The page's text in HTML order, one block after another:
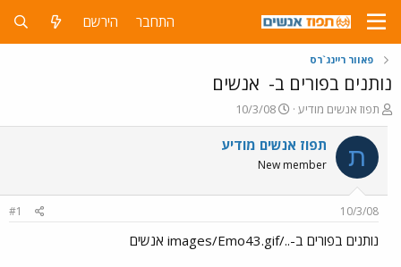
התחבר הירשם
פאוור ריינג`רס
נותנים בפורים ב- אנשים
פ
ו
ת
ח
ה
ש
א
תפוז אנשים מודיע
פ
ו
ר
ם
ר
10/3/08
ת תפוז אנשים מודיע
New member
10/3/08
#1
נותנים בפורים ב-../images/Emo43.gif אנשים